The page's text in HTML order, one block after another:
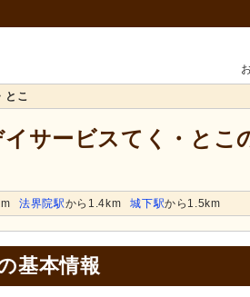
とこ
サービスてく・とこ
法界院駅から1.4km 城下駅から1.5km
基本情報